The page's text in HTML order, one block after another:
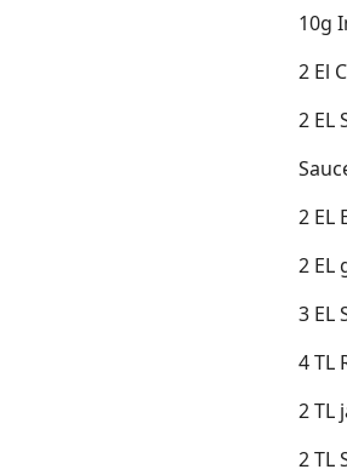
10g
2 El
2 EL
2 EL
2 EL
3 EL
4 TL
2 TL
2 TL